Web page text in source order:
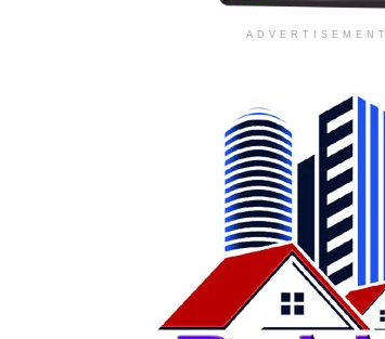
ADVERTISEMENT